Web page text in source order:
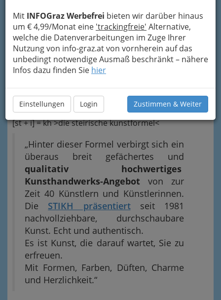
Mit INFOGraz Werbefrei bieten wir darüber hinaus
um € 4,99/Monat eine 'trackingfreie' Alternative,
welche die Datenverarbeitungen im Zuge Ihrer
Nutzung von info-graz.at von vornherein auf das
unbedingt notwendige Ausmaß beschränkt – nähere
Infos dazu finden Sie hier
Einstellungen Login Zustimmen & Weiter
kunst.hand.werk
[st + i] = kh >die steirische kunstformel<
„Hinter dieser Formel verbirgt sich ein
überaus breit gefächertes und
qualitativ hochwertiges
Kunsthandwerks-Angebot von zur
Zeit 40 Künstlern und Künstlerinnen.
Die STIKH präsentiertseit 1981
nachvollziehbare, durchschaubare
Kunst. Echt und authentisch.
Es ist Kunst, die darauf wartet, Sie zu
erfreuen.
Mit Formen, Farben, Düften, Charme
und Herzlichkeit.“